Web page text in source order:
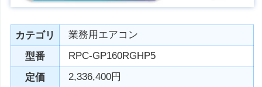
カテゴリ
業務用エアコン
型番
RPC-GP160RGHP5
定価
2,336,400円